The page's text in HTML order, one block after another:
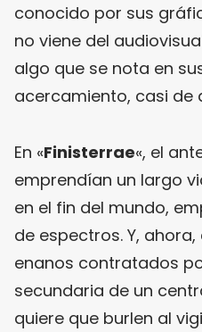
conocido por sus
no viene del
algo que se nota en
acercamiento, casi de
En «Finisterrae«, el
emprendían un largo
en el fin del mundo,
de espectros. Y, ahora,
enanos contratados
secundaria de un
quiere que burlen al